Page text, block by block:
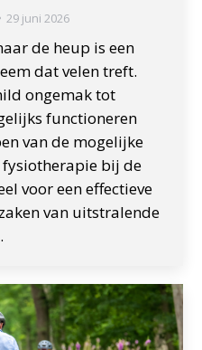
29 juni 2026
de heup is een
dat velen treft.
ongemak tot
functioneren
van de mogelijke
fysiotherapie bij de
voor een effectieve
van uitstralende